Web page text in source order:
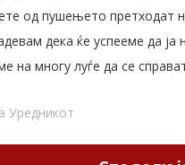
од пушењето претходат
дека ќе успееме да
на многу луѓе да се
Уредникот